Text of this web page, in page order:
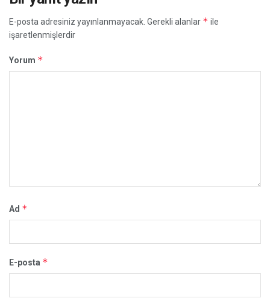
E-posta adresiniz yayınlanmayacak. Gerekli alanlar * ile
işaretlenmişlerdir
Yorum *
Ad *
E-posta *